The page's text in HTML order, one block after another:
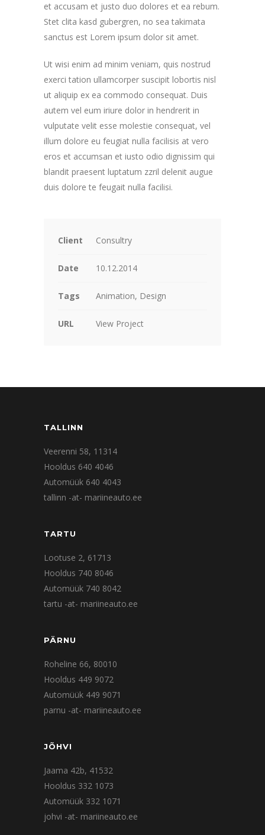
et accusam et justo duo dolores et ea rebum.
Stet clita kasd gubergren, no sea takimata
sanctus est Lorem ipsum dolor sit amet.
Ut wisi enim ad minim veniam, quis nostrud
exerci tation ullamcorper suscipit lobortis nisl
ut aliquip ex ea commodo consequat. Duis
autem vel eum iriure dolor in hendrerit in
vulputate velit esse molestie consequat, vel
illum dolore eu feugiat nulla facilisis at vero
eros et accumsan et iusto odio dignissim qui
blandit praesent luptatum zzril delenit augue
duis dolore te feugait nulla facilisi.
Client Consultry
Date 10.12.2014
Tags Animation, Design
URL View Project
TALLINN
Veerenni 58, 11314
Hooldus 640 4046
Automüük 640 4043
tallinn -at- mariineauto.ee
TARTU
Lootuse 2, 61713
Hooldus 740 8046
Automüük 740 8042
tartu -at- mariineauto.ee
PÄRNU
Roheline 66, 80010
Hooldus 449 9072
Automüük 449 9071
parnu -at- mariineauto.ee
JÕHVI
Jaama 42b, 41532
Hooldus 332 1073
Automüük 332 1071
johvi -at- mariineauto.ee